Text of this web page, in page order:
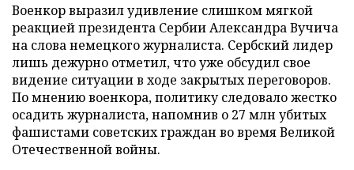
Военкор выразил удивление слишком мягкой
реакцией президента Сербии Александра Вучича
на слова немецкого журналиста. Сербский лидер
лишь дежурно отметил, что уже обсудил свое
видение ситуации в ходе закрытых переговоров.
По мнению военкора, политику следовало жестко
осадить журналиста, напомнив о 27 млн убитых
фашистами советских граждан во время Великой
Отечественной войны.